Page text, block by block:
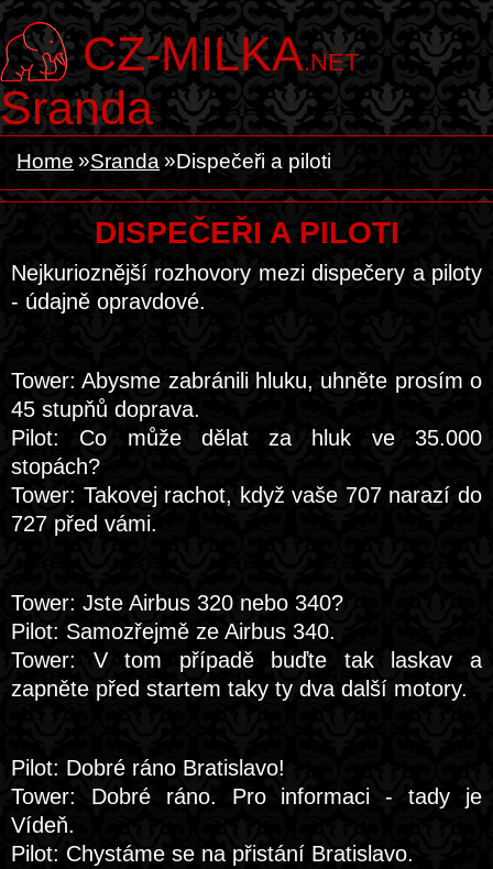
CZ-MILKA.NET
Sranda
Home Sranda Dispečeři a piloti
DISPEČEŘI A PILOTI
Nejkurioznější rozhovory mezi dispečery a piloty
- údajně opravdové.
Tower: Abysme zabránili hluku, uhněte prosím o
45 stupňů doprava.
Pilot: Co může dělat za hluk ve 35.000
stopách?
Tower: Takovej rachot, když vaše 707 narazí do
727 před vámi.
Tower: Jste Airbus 320 nebo 340?
Pilot: Samozřejmě ze Airbus 340.
Tower: V tom případě buďte tak laskav a
zapněte před startem taky ty dva další motory.
Pilot: Dobré ráno Bratislavo!
Tower: Dobré ráno. Pro informaci - tady je
Vídeň.
Pilot: Chystáme se na přistání Bratislavo.